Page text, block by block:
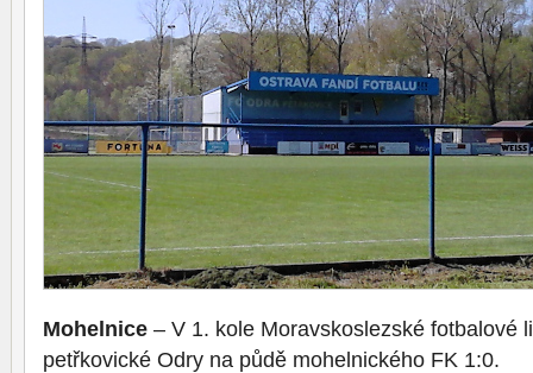
Mohelnice – V 1. kole Moravskoslezské fotbalové
petřkovické Odry na půdě mohelnického FK 1:0.